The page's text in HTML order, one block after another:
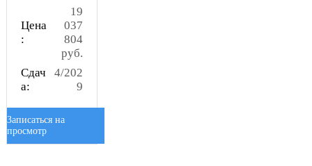
Цена
:
19
037
804
руб.
Сдач
а:
4/202
9
Записаться на
просмотр